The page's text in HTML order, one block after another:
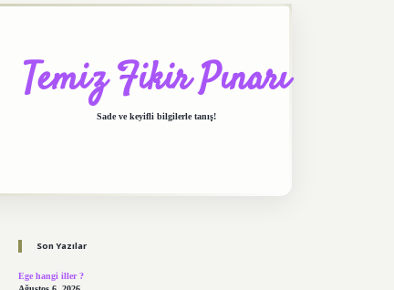
Temiz Fikir Pınarı
Sade ve keyifli bilgilerle tanış!
Son Yazılar
Ege hangi iller ?